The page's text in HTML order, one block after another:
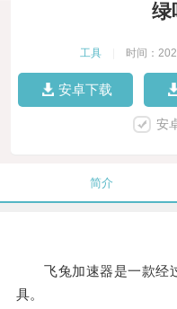
绿
工具 时间：
安卓下载
安
简介
飞兔加速器是一款经
具。